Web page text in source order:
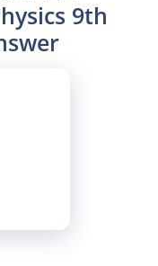
Physics 9th